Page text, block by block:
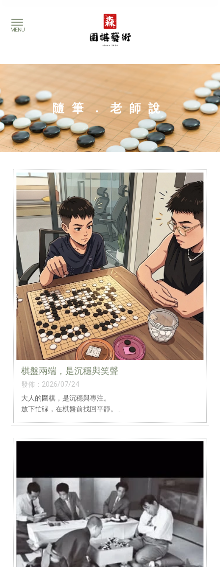
隨筆．老師說
棋盤兩端，是沉穩與笑聲
發佈：2026/07/24
大人的圍棋，是沉穩與專注。
放下忙碌，在棋盤前找回平靜。
跳脫框架，在輸贏之間學會思考，也學會面對挫折。
照片為實拍紀錄，經 AI 轉換為動畫風格，除了增添點可
愛，也保護同學隱私。